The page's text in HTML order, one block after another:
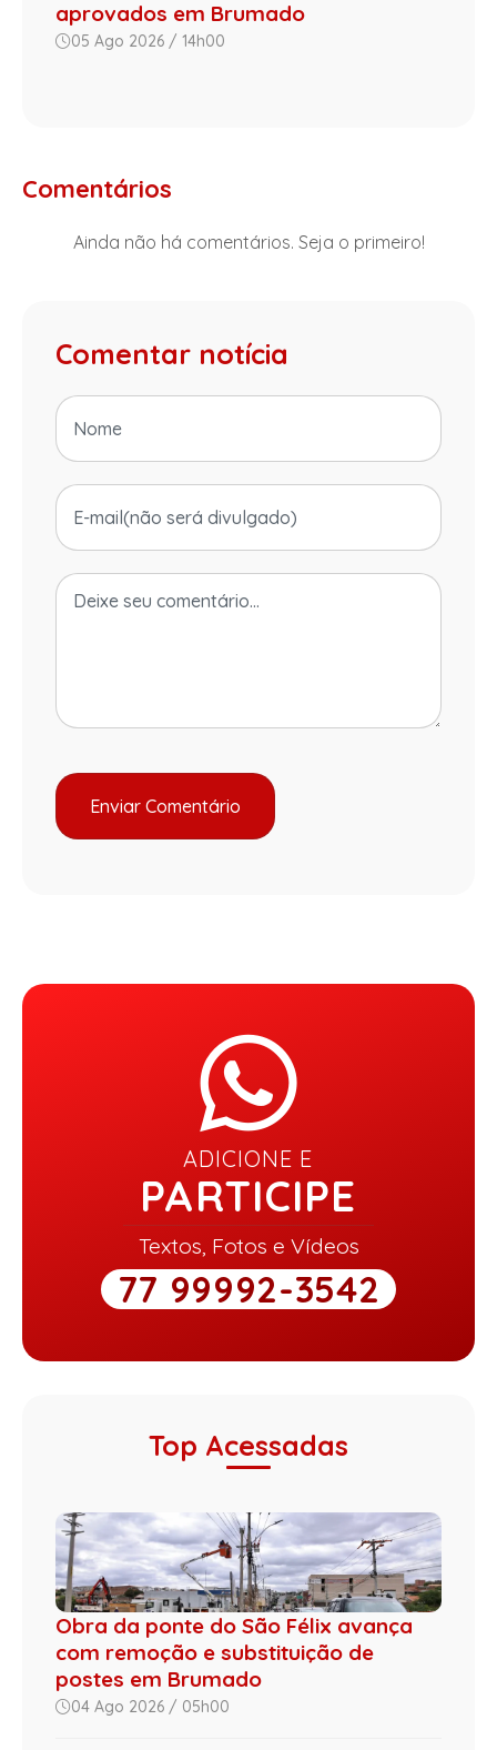
aprovados em Brumado
05 Ago 2026 / 14h00
Comentários
Ainda não há comentários. Seja o primeiro!
Comentar notícia
ADICIONE E
PARTICIPE
Textos, Fotos e Vídeos
77 99992-3542
Top Acessadas
Obra da ponte do São Félix avança
com remoção e substituição de
postes em Brumado
04 Ago 2026 / 05h00